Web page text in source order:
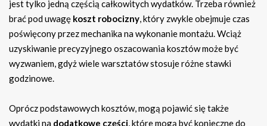
jest tylko jedną częścią całkowitych wydatków. Trzeba również
brać pod uwagę koszt robocizny, który zwykle obejmuje czas
poświęcony przez mechanika na wykonanie montażu. Wciąż
uzyskiwanie precyzyjnego oszacowania kosztów może być
wyzwaniem, gdyż wiele warsztatów stosuje różne stawki
godzinowe.
Oprócz podstawowych kosztów, mogą pojawić się także
wydatki na dodatkowe części, które mogą być konieczne do